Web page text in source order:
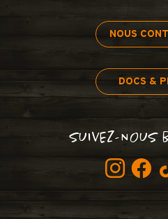
NOUS
DOCS &
SUIVEZ-NOUS